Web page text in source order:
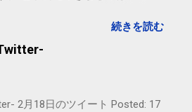
いことがありますので、ご予約、
合わせはSMS（ショートメッセ
続きを読む
2月18日のツイート Posted: 17